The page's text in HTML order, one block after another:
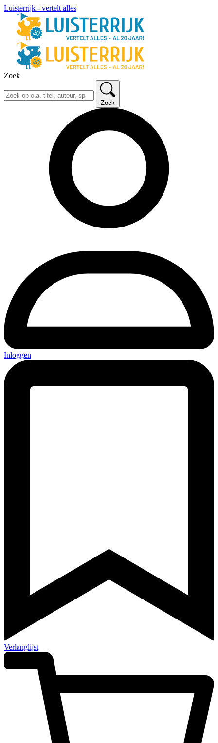
Luisterrijk - vertelt alles
Zoek
Zoek
Inloggen
Verlanglijst